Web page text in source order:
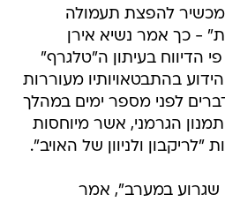
להפצת תעמולה
- כך אמר נשיא אירן
הדיווח בעיתון ה"טלגרף"
בהתבטאויותיו מעוררות
לפני מספר ימים במהלך
הגרמני, אשר מיוחסות
"לריקבון ולניוון של האויב".
שגרוע במערב", אמר